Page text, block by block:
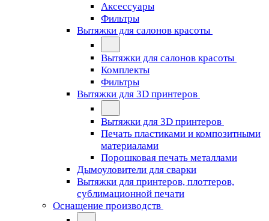
Аксессуары
Фильтры
Вытяжки для салонов красоты
Вытяжки для салонов красоты
Комплекты
Фильтры
Вытяжки для 3D принтеров
Вытяжки для 3D принтеров
Печать пластиками и композитными
материалами
Порошковая печать металлами
Дымоуловители для сварки
Вытяжки для принтеров, плоттеров,
сублимационной печати
Оснащение производств